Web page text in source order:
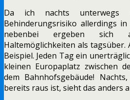
Da ich nachts
Behinderungsrisiko allerdings
nebenbei ergeben sich
Haltemöglichkeiten als tagsüber.
Beispiel. Jeden Tag ein
kleinen Europaplatz zwischen
dem Bahnhofsgebäude!
bereits raus ist, sieht das anders